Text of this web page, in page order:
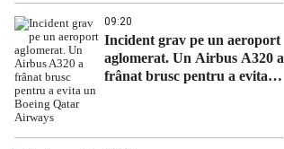
09:20
Incident grav pe un aeroport
aglomerat. Un Airbus A320 a
frânat brusc pentru a evita